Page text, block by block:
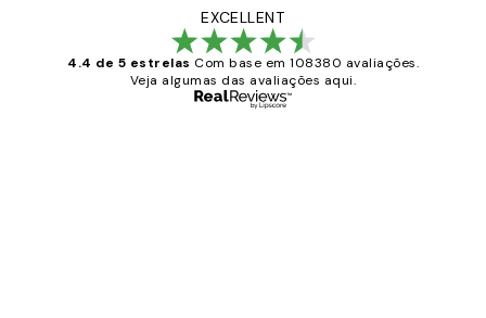
EXCELLENT
4.4 de 5 estrelas Com base em 108380 avaliações.
Veja algumas das avaliações aqui.